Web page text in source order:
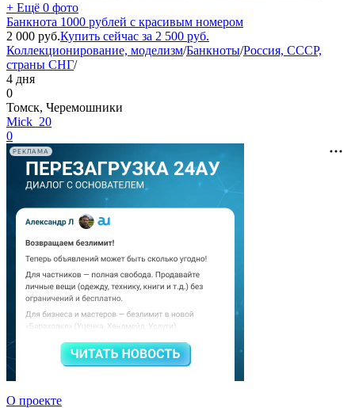
+ Ещё 0 фото
Банкнота 1000 рублей с красивым номером
2 000 руб.Купить сейчас за 2 500 руб.
Коллекционирование, моделизм/Банкноты/Россия, СССР,
страны СНГ/
4 дня
0
Томск, Черемошники
Mick_20
0
РЕКЛАМА
О проекте